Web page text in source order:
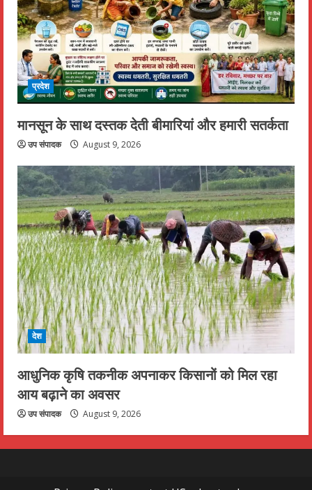
प्रदेश
मानसून के साथ दस्तक देती बीमारियां और हमारी सतर्कता
उप संपादक August 9, 2026
देश
आधुनिक कृषि तकनीक अपनाकर किसानों को मिल रहा
आय बढ़ाने का अवसर
उप संपादक August 9, 2026